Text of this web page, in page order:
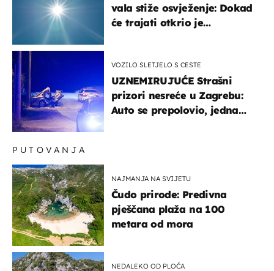
vala stiže osvježenje: Dokad
će trajati otkrio je
VOZILO SLETJELO S CESTE
UZNEMIRUJUĆE Strašni
prizori nesreće u Zagrebu:
Auto se prepolovio, jedna
PUTOVANJA
NAJMANJA NA SVIJETU
Čudo prirode: Predivna
pješčana plaža na 100
metara od mora
NEDALEKO OD PLOČA